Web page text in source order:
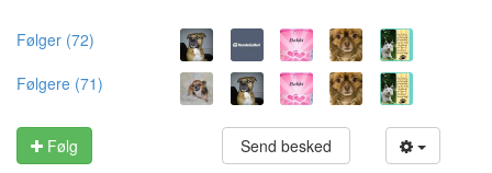
Følger (72)
Følgere (71)
Følg Send besked